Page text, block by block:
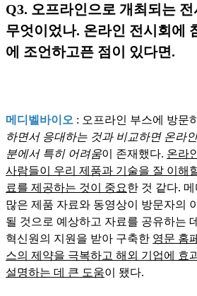
Q3. 오프라인으로 개최되는
무엇이었나. 온라인 전시회에
에 조언하고픈 점이 있다면.
메디벨바이오 : 오프라인 부스에 방문
하면서 응대하는 것과 비교하면 온라
분에서 특히 어려움이 존재했다. 온라
사람들이 우리 제품과 기술을 잘 이해
료를 제공하는 것이 중요한 것 같다.
많은 제품 자료와 동영상이 방문자의
될 것으로 예상하고 자료를 공유하는
혁신원의 지원을 받아 구축한 영문 홈
스의 제약을 극복하고 해외 기업에 효
설명하는 데 큰 도움이 됐다.